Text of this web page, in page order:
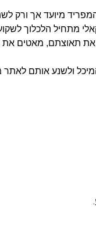
מיועד אך ורק
מתחיל הלכלוך
תאוצתם, מאטים
ולשנע אותם לאתר